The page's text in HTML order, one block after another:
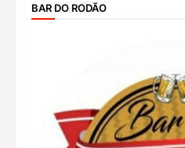
BAR DO RODÃO